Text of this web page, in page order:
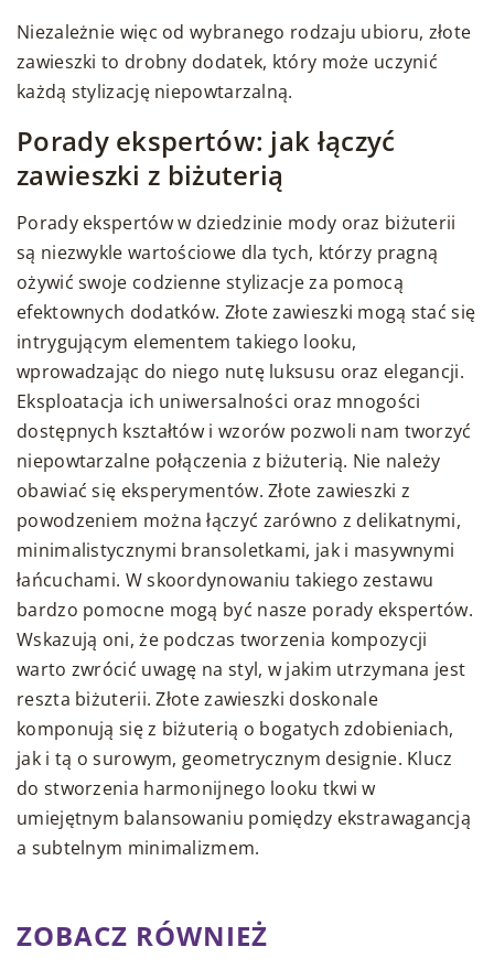
Niezależnie więc od wybranego rodzaju ubioru, złote
zawieszki to drobny dodatek, który może uczynić
każdą stylizację niepowtarzalną.
Porady ekspertów: jak łączyć
zawieszki z biżuterią
Porady ekspertów w dziedzinie mody oraz biżuterii
są niezwykle wartościowe dla tych, którzy pragną
ożywić swoje codzienne stylizacje za pomocą
efektownych dodatków. Złote zawieszki mogą stać się
intrygującym elementem takiego looku,
wprowadzając do niego nutę luksusu oraz elegancji.
Eksploatacja ich uniwersalności oraz mnogości
dostępnych kształtów i wzorów pozwoli nam tworzyć
niepowtarzalne połączenia z biżuterią. Nie należy
obawiać się eksperymentów. Złote zawieszki z
powodzeniem można łączyć zarówno z delikatnymi,
minimalistycznymi bransoletkami, jak i masywnymi
łańcuchami. W skoordynowaniu takiego zestawu
bardzo pomocne mogą być nasze porady ekspertów.
Wskazują oni, że podczas tworzenia kompozycji
warto zwrócić uwagę na styl, w jakim utrzymana jest
reszta biżuterii. Złote zawieszki doskonale
komponują się z biżuterią o bogatych zdobieniach,
jak i tą o surowym, geometrycznym designie. Klucz
do stworzenia harmonijnego looku tkwi w
umiejętnym balansowaniu pomiędzy ekstrawagancją
a subtelnym minimalizmem.
ZOBACZ RÓWNIEŻ